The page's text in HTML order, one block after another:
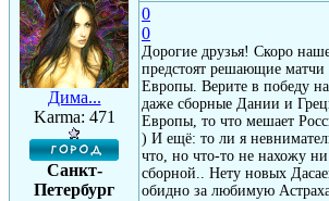
Дима...
Karma: 471
Санкт-
Петербург
0
0
Дорогие друзья! Скоро
предстоят решающие матчи
Европы. Верите в победу
даже сборные Дании и
Европы, то что мешает
) И ещё: то ли я
что, но что-то не нахожу ни
сборной.. Нету новых
обидно за любимую